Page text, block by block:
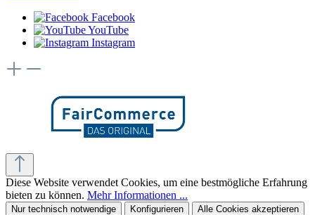
Facebook
YouTube
Instagram
Diese Website verwendet Cookies, um eine bestmögliche Erfahrung
bieten zu können. Mehr Informationen ...
Nur technisch notwendige Konfigurieren Alle Cookies akzeptieren